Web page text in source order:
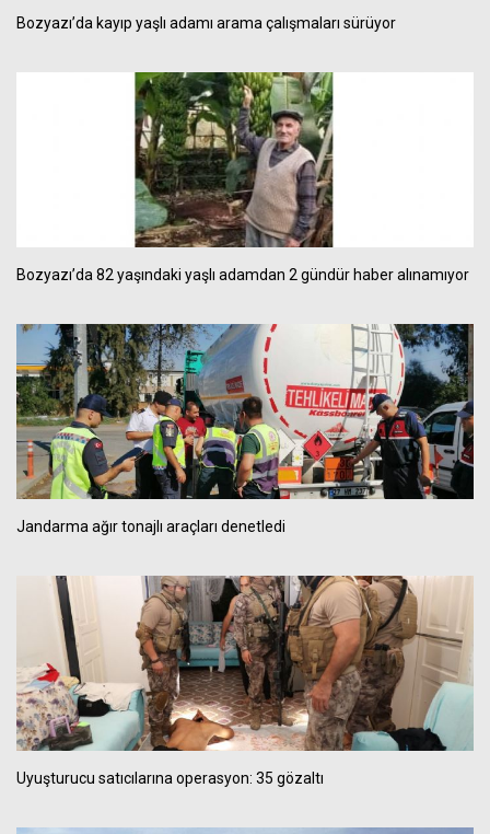
Bozyazı’da kayıp yaşlı adamı arama çalışmaları sürüyor
Bozyazı’da 82 yaşındaki yaşlı adamdan 2 gündür haber alınamıyor
Jandarma ağır tonajlı araçları denetledi
Uyuşturucu satıcılarına operasyon: 35 gözaltı